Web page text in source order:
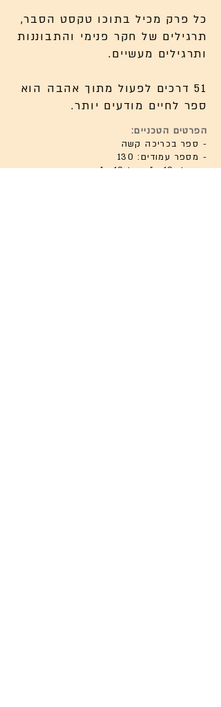
כל פרק מכיל בתוכו טקסט הסבר,
תרגילים של חקר פנימי והתבוננות
ותרגילים מעשיים.
51 דרכים לפעול מתוך אהבה הוא
ספר לחיים מודעים יותר.
הפרטים הטכניים:
- ספר בכריכה קשה
- מספר עמודים: 130
- גודל: 19 ס"מ על 19 ס"מ